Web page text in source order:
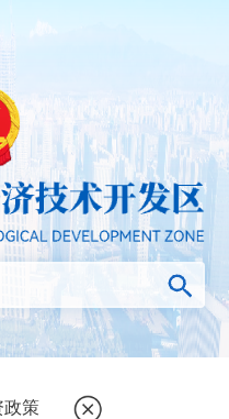
政策